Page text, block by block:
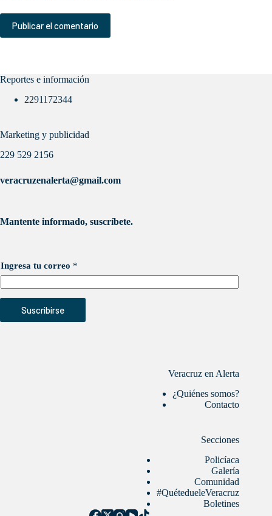
Publicar el comentario
Reportes e información
2291172344
Marketing y publicidad
229 529 2156
veracruzenalerta@gmail.com
Mantente informado, suscríbete.
Ingresa tu correo *
Suscribirse
Veracruz en Alerta
¿Quiénes somos?
Contacto
Secciones
Policíaca
Galería
Comunidad
#QuétedueleVeracruz
Boletines